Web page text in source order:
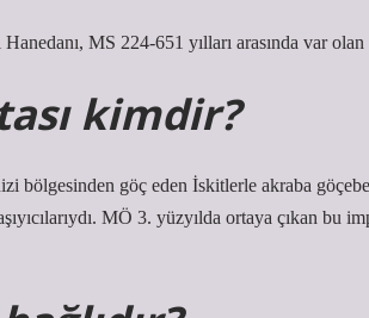
MS 224-651 yılları arasında var olan
kimdir?
bölgesinden göç eden İskitlerle akraba
MÖ 3. yüzyılda ortaya çıkan bu